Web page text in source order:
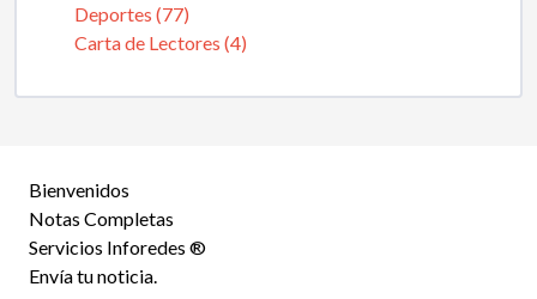
Deportes (77)
Carta de Lectores (4)
Bienvenidos
Notas Completas
Servicios Inforedes ®
Envía tu noticia.